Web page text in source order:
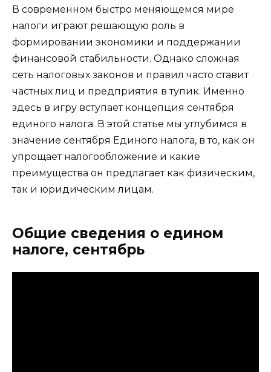
В современном быстро меняющемся мире
налоги играют решающую роль в
формировании экономики и поддержании
финансовой стабильности. Однако сложная
сеть налоговых законов и правил часто ставит
частных лиц и предприятия в тупик. Именно
здесь в игру вступает концепция сентября
единого налога. В этой статье мы углубимся в
значение сентября Единого налога, в то, как он
упрощает налогообложение и какие
преимущества он предлагает как физическим,
так и юридическим лицам.
Общие сведения о едином
налоге, сентябрь